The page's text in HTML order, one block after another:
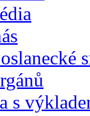
s